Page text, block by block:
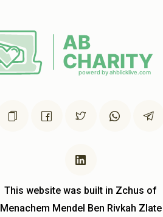
This website was built in Zchus of
Menachem Mendel Ben Rivkah Zlate